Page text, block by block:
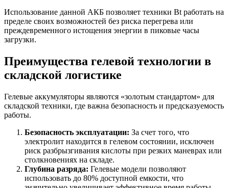
Использование данной АКБ позволяет техники Bt работать на
пределе своих возможностей без риска перегрева или
преждевременного истощения энергии в пиковые часы
загрузки.
Преимущества гелевой технологии в
складской логистике
Гелевые аккумуляторы являются «золотым стандартом» для
складской техники, где важна безопасность и предсказуемость
работы.
Безопасность эксплуатации: За счет того, что
электролит находится в гелевом состоянии, исключен
риск разбрызгивания кислоты при резких маневрах или
столкновениях на складе.
Глубина разряда: Гелевые модели позволяют
использовать до 80% доступной емкости, что